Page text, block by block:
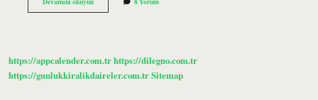
Kim
https://appcalender.com.trhttps://dilegno.com.tr
https://gunlukkiralikdaireler.com.trSitemap